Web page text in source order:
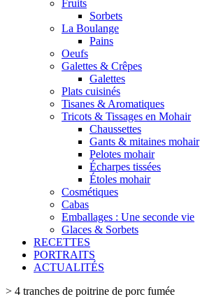
Fruits
Sorbets
La Boulange
Pains
Oeufs
Galettes & Crêpes
Galettes
Plats cuisinés
Tisanes & Aromatiques
Tricots & Tissages en Mohair
Chaussettes
Gants & mitaines mohair
Pelotes mohair
Écharpes tissées
Étoles mohair
Cosmétiques
Cabas
Emballages : Une seconde vie
Glaces & Sorbets
RECETTES
PORTRAITS
ACTUALITÉS
> 4 tranches de poitrine de porc fumée